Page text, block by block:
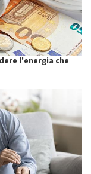
l'energia che